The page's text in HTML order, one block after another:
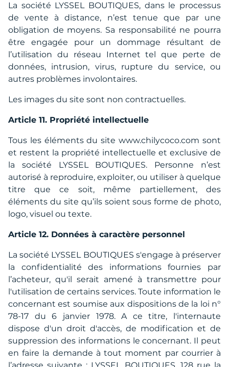
La société LYSSEL BOUTIQUES, dans le processus
de vente à distance, n’est tenue que par une
obligation de moyens. Sa responsabilité ne pourra
être engagée pour un dommage résultant de
l’utilisation du réseau Internet tel que perte de
données, intrusion, virus, rupture du service, ou
autres problèmes involontaires.
Les images du site sont non contractuelles.
Article 11. Propriété intellectuelle
Tous les éléments du site www.chilycoco.com sont
et restent la propriété intellectuelle et exclusive de
la société LYSSEL BOUTIQUES. Personne n’est
autorisé à reproduire, exploiter, ou utiliser à quelque
titre que ce soit, même partiellement, des
éléments du site qu’ils soient sous forme de photo,
logo, visuel ou texte.
Article 12. Données à caractère personnel
La société LYSSEL BOUTIQUES s'engage à préserver
la confidentialité des informations fournies par
l’acheteur, qu'il serait amené à transmettre pour
l'utilisation de certains services. Toute information le
concernant est soumise aux dispositions de la loi n°
78-17 du 6 janvier 1978. A ce titre, l'internaute
dispose d'un droit d'accès, de modification et de
suppression des informations le concernant. Il peut
en faire la demande à tout moment par courrier à